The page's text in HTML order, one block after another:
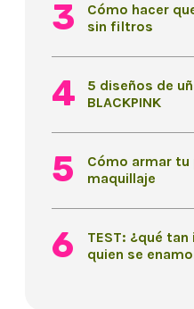
Cómo hacer
sin filtros
5 diseños de
BLACKPINK
Cómo armar
maquillaje
TEST: ¿qué
quien se